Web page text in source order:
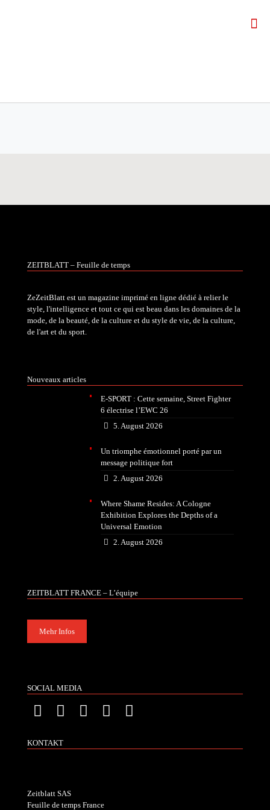
ZEITBLATT – Feuille de temps
ZeZeitBlatt est un magazine imprimé en ligne dédié à relier le
style, l'intelligence et tout ce qui est beau dans les domaines de la
mode, de la beauté, de la culture et du style de vie, de la culture,
de l'art et du sport.
Nouveaux articles
E-SPORT : Cette semaine, Street Fighter
6 électrise l’EWC 26
5. August 2026
Un triomphe émotionnel porté par un
message politique fort
2. August 2026
Where Shame Resides: A Cologne
Exhibition Explores the Depths of a
Universal Emotion
2. August 2026
ZEITBLATT FRANCE – L’équipe
Mehr Infos
SOCIAL MEDIA
KONTAKT
Zeitblatt SAS
Feuille de temps France